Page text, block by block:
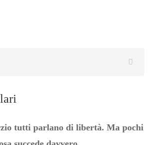
tutti parlano di libertà. Ma pochi